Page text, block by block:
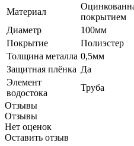
Материал
покрытием
Диаметр
100мм
Покрытие
Полиэстер
Толщина металла 0,5мм
Защитная плёнка Да
Элемент
водостока
Труба
Отзывы
Отзывы
Нет оценок
Оставить отзыв